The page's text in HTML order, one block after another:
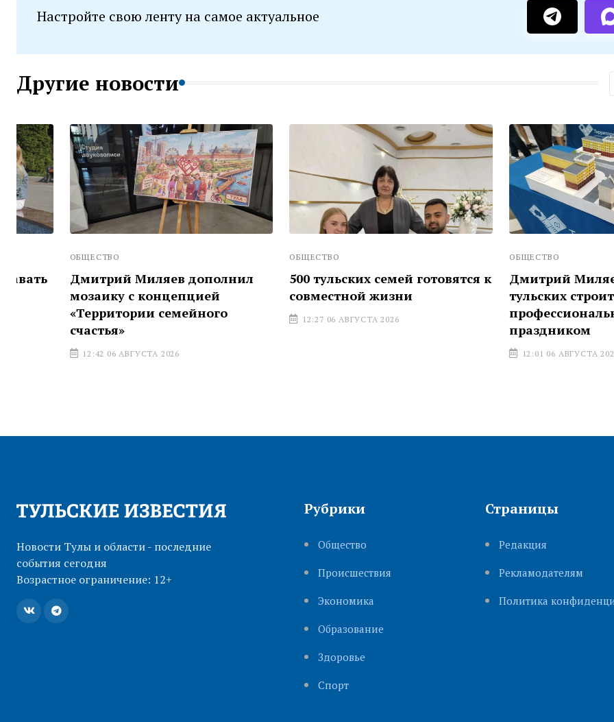
Настройте свою ленту на самое актуальное
Другие новости
Дмитрий Миляев дополнил
мозаику с концепцией
«Территории семейного
счастья»
12:42 06 АВГУСТА 2026
500 тульских семей готовятся к
совместной жизни
12:27 06 АВГУСТА 2026
Дмитрий Миляев
тульских строителей с
профессиональным
праздником
12:01 06 АВГУСТА 2026
Новости Тулы и области - последние
события сегодня
Возрастное ограничение: 12+
Рубрики
Общество
Происшествия
Экономика
Образование
Здоровье
Cпорт
Страницы
Редакция
Рекламодателям
Политика